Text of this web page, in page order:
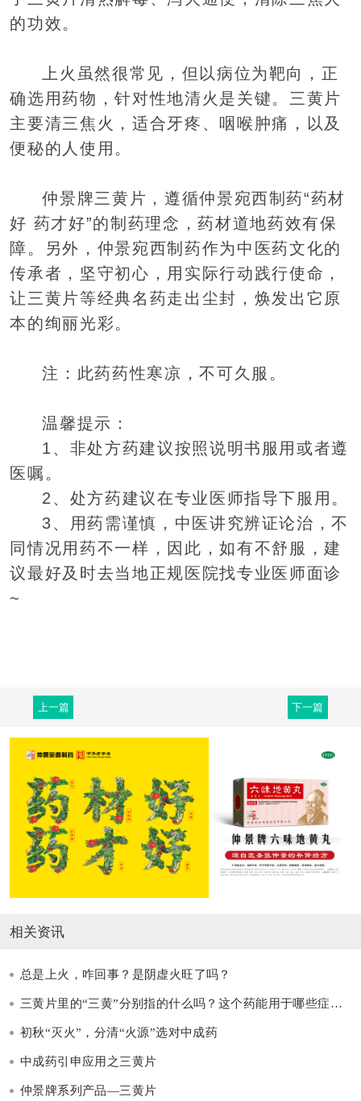
的功效。
上火虽然很常见，但以病位为靶向，正
确选用药物，针对性地清火是关键。三黄片
主要清三焦火，适合牙疼、咽喉肿痛，以及
便秘的人使用。
仲景牌三黄片，遵循仲景宛西制药“药材
好 药才好”的制药理念，药材道地药效有保
障。另外，仲景宛西制药作为中医药文化的
传承者，坚守初心，用实际行动践行使命，
让三黄片等经典名药走出尘封，焕发出它原
本的绚丽光彩。
注：此药药性寒凉，不可久服。
温馨提示：
1、非处方药建议按照说明书服用或者遵
医嘱。
2、处方药建议在专业医师指导下服用。
3、用药需谨慎，中医讲究辨证论治，不
同情况用药不一样，因此，如有不舒服，建
议最好及时去当地正规医院找专业医师面诊
~
上一篇 下一篇
相关资讯
总是上火，咋回事？是阴虚火旺了吗？
三黄片里的“三黄”分别指的什么吗？这个药能用于哪些症状呢？ ​
初秋“灭火”，分清“火源”选对中成药
中成药引申应用之三黄片
仲景牌系列产品—三黄片